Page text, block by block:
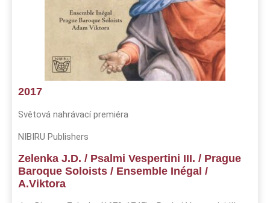
2017
Světová nahrávací premiéra
NIBIRU Publishers
Zelenka J.D. / Psalmi Vespertini III. / Prague
Baroque Soloists / Ensemble Inégal /
A.Viktora